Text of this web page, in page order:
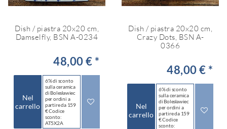
Dish / piastra 20x20 cm,
Damselfly, BSN A-0234
48,00 € *
Nel
carrello
6% di sconto
sulla ceramica
di Bolesławiec
per ordini a
partire da 159
€ Codice
sconto:
AT5X2A
Dish / piastra 20x20 cm,
Crazy Dots, BSN A-
0366
48,00 € *
Nel
carrello
6% di sconto
sulla ceramica
di Bolesławiec
per ordini a
partire da 159
€ Codice
sconto: